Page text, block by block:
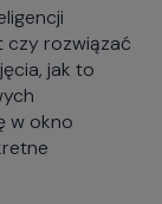
czy rozwiązać
jak to
w okno